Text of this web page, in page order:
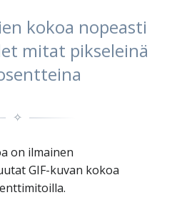
kokoa nopeasti
mitat pikseleinä
✧
on ilmainen
GIF-kuvan kokoa